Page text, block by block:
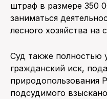
штраф в размере 350
заниматься
лесного хозяйства на
Суд также полностью
гражданский иск,
природопользования
подсудимого